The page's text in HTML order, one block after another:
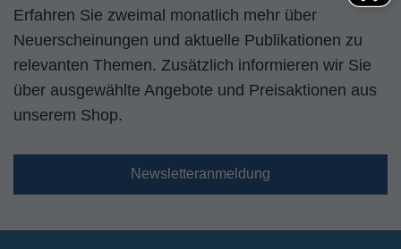
Erfahren Sie zweimal monatlich mehr über
Neuerscheinungen und aktuelle Publikationen zu
relevanten Themen. Zusätzlich informieren wir Sie
über ausgewählte Angebote und Preisaktionen aus
unserem Shop.
Newsletteranmeldung